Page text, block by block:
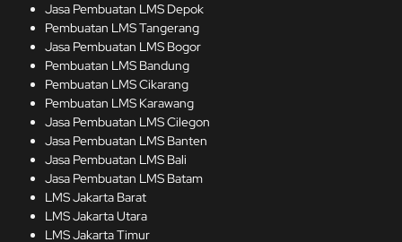
Jasa Pembuatan LMS Depok
Pembuatan LMS Tangerang
Jasa Pembuatan LMS Bogor
Pembuatan LMS Bandung
Pembuatan LMS Cikarang
Pembuatan LMS Karawang
Jasa Pembuatan LMS Cilegon
Jasa Pembuatan LMS Banten
Jasa Pembuatan LMS Bali
Jasa Pembuatan LMS Batam
LMS Jakarta Barat
LMS Jakarta Utara
LMS Jakarta Timur